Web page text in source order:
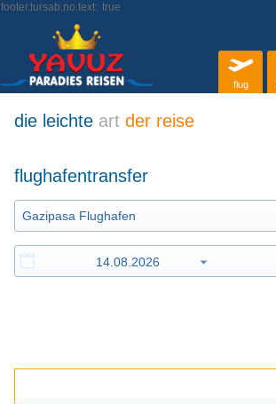
footer.tursab.no.text: true
flug
die leichte art der reise
flughafentransfer